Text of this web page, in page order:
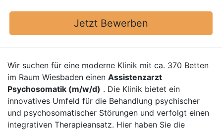
Jetzt Bewerben
Wir suchen für eine moderne Klinik mit ca. 370 Betten
im Raum Wiesbaden einen Assistenzarzt
Psychosomatik (m/w/d) . Die Klinik bietet ein
innovatives Umfeld für die Behandlung psychischer
und psychosomatischer Störungen und verfolgt einen
integrativen Therapieansatz. Hier haben Sie die